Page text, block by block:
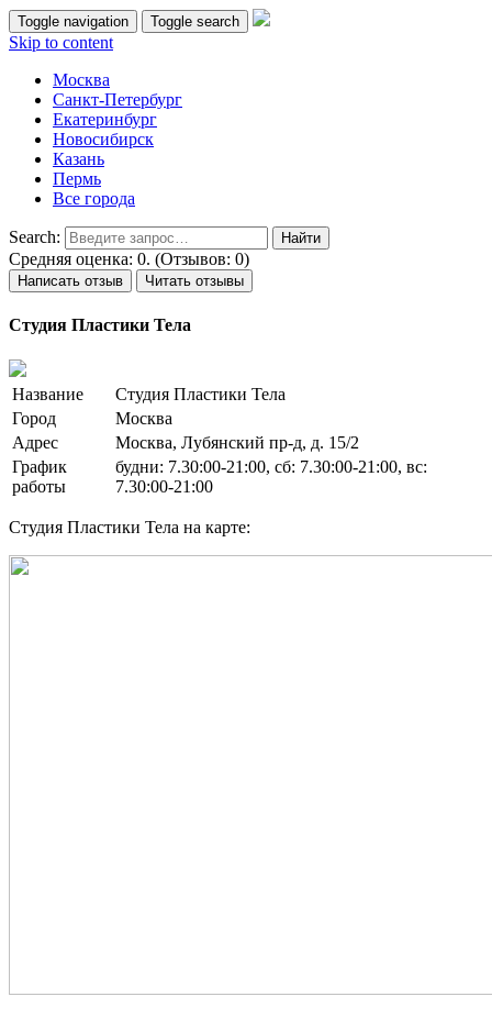
Toggle navigation Toggle search
Skip to content
Москва
Санкт-Петербург
Екатеринбург
Новосибирск
Казань
Пермь
Все города
Search:
Средняя оценка: 0. (Отзывов: 0)
Написать отзыв Читать отзывы
Студия Пластики Тела
Название
Студия Пластики Тела
Город
Москва
Адрес
Москва, Лубянский пр-д, д. 15/2
График
работы
будни: 7.30:00-21:00, сб: 7.30:00-21:00, вс:
7.30:00-21:00
Студия Пластики Тела на карте: